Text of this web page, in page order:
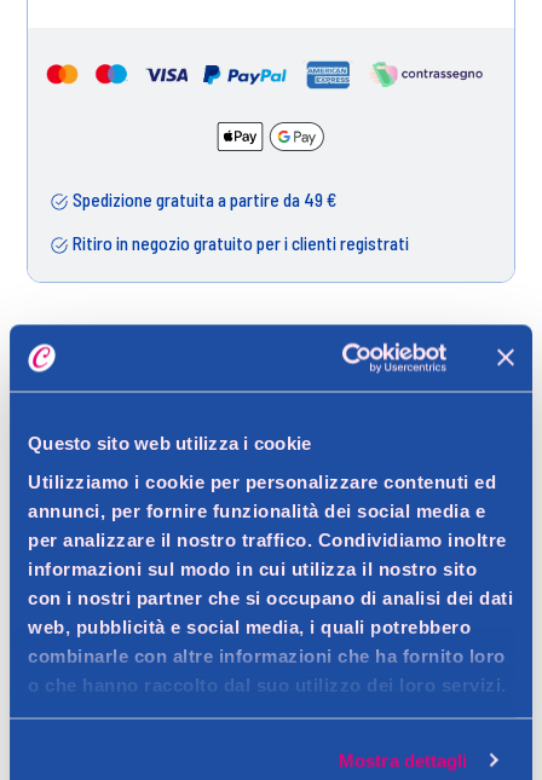
Questo sito web utilizza i cookie
Utilizziamo i cookie per personalizzare contenuti ed
annunci, per fornire funzionalità dei social media e
per analizzare il nostro traffico. Condividiamo inoltre
informazioni sul modo in cui utilizza il nostro sito
con i nostri partner che si occupano di analisi dei dati
web, pubblicità e social media, i quali potrebbero
combinarle con altre informazioni che ha fornito loro
o che hanno raccolto dal suo utilizzo dei loro servizi.
Mostra dettagli
Spedizione gratuita a partire da 49 €
Ritiro in negozio gratuito per i clienti registrati
Dettagli prodotto
Descrizione
ALIMENTO COMPLETO PER CANI ADULTI
Contatto del produttore
Dettagli
Crocchette sfiziose per cani. COMPONENTI ANALITICI: Proteina
grezza: 27%, Fibra grezza: 3,1%, Grassi grezzi: 14%, Ceneri
grezze: 8,5%. ADDITIVI: ADDITIVI NUTRIZIONALI/KG: Vitamina A:
15.000 U.I. Vitamina D3: 1.100 U.I. Vitamina E: 140 mg 3b201 Iodio:
0,5mg 3b606 Zinco: 13 mg ADDITIVI TECNOLOGICI: Antiossidanti.
Ingredienti